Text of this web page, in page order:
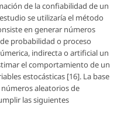
de la confiabilidad de un
se utilizaría el método
en generar números
probabilidad o proceso
indirecta o artificial un
el comportamiento de un
estocásticas [16]. La base
aleatorios de
las siguientes